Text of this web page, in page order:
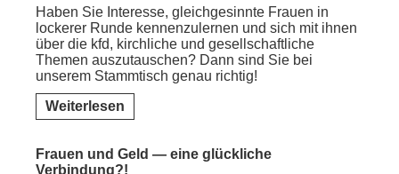
Haben Sie Interesse, gleichgesinnte Frauen in
lockerer Runde kennenzulernen und sich mit ihnen
über die kfd, kirchliche und gesellschaftliche
Themen auszutauschen? Dann sind Sie bei
unserem Stammtisch genau richtig!
Weiterlesen
Frauen und Geld — eine glückliche
Verbindung?!